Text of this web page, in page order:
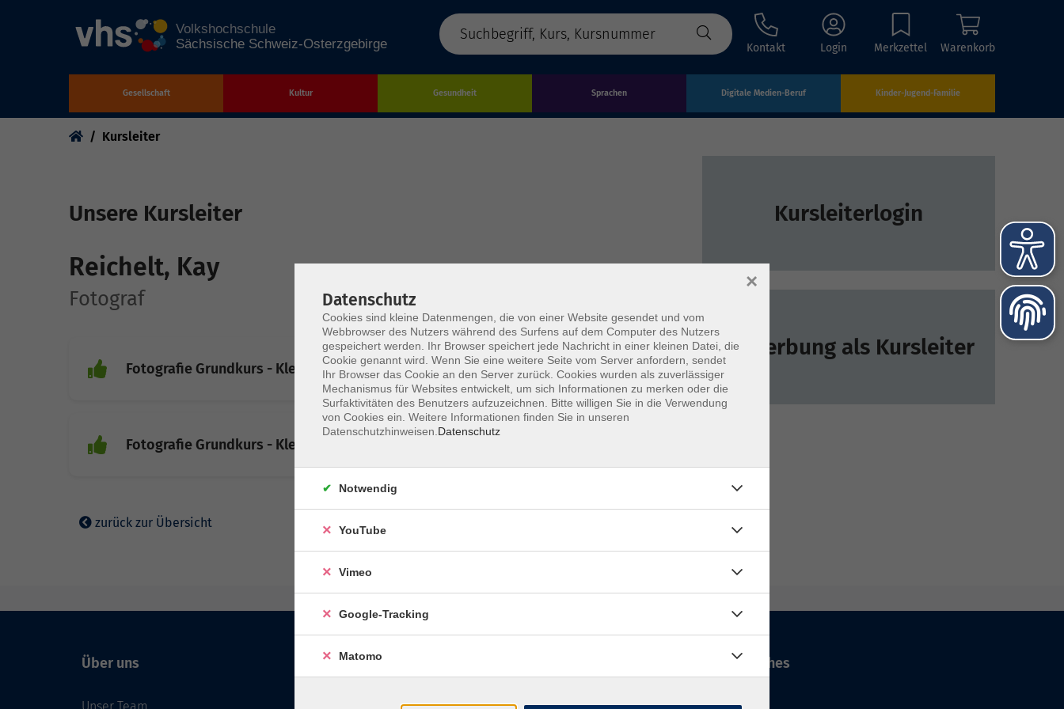
Kontakt Login Merkzettel Warenkorb
Gesellschaft Kultur Gesundheit Sprachen Digitale Medien-Beruf Kinder-Jugend-Familie
Kursleiter
Unsere Kursleiter
Reichelt, Kay
Fotograf
Fotografie Grundkurs - Kleingruppenkurs
Di. 01.09.2026 17:00
Pirna
Fotografie Grundkurs - Kleingruppenkurs
Do. 03.09.2026 17:00
zurück zur Übersicht
Kursleiterlogin
Bewerbung als Kursleiter
Über uns Rechtliches
Datenschutz
Cookies sind kleine Datenmengen, die von einer Website gesendet und vom
Webbrowser des Nutzers während des Surfens auf dem Computer des Nutzers
gespeichert werden. Ihr Browser speichert jede Nachricht in einer kleinen Datei, die
Cookie genannt wird. Wenn Sie eine weitere Seite vom Server anfordern, sendet
Ihr Browser das Cookie an den Server zurück. Cookies wurden als zuverlässiger
Mechanismus für Websites entwickelt, um sich Informationen zu merken oder die
Surfaktivitäten des Benutzers aufzuzeichnen. Bitte willigen Sie in die Verwendung
von Cookies ein. Weitere Informationen finden Sie in unseren
Datenschutzhinweisen. Datenschutz
×
Notwendig
YouTube
Vimeo
Google-Tracking
Matomo